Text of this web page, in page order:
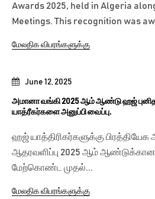
June 12, 2025
அமானா வங்கி 2025 ஆம் ஆண்டு ஹஜ்
யாத்ரீகர்களை அனுப்பி வைப்பு.
ஹஜ் யாத்திரிகர்களுக்கு
ஆதரவளிப்பு 2025 ஆம்
மேற்கொண்ட முதல்...
மேலதிக விபரங்களுக்கு
Awards 2025, held in Algeria
Meetings. This recognition was
மேலதிக விபரங்களுக்கு